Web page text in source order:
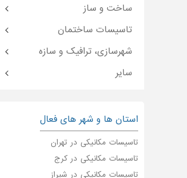
ساخت و ساز
تاسیسات ساختمان
شهرسازی، ترافیک و سازه
سایر
استان ها و شهر های فعال
تاسیسات مکانیکی در تهران
تاسیسات مکانیکی در کرج
تاسیسات مکانیکی در شیراز